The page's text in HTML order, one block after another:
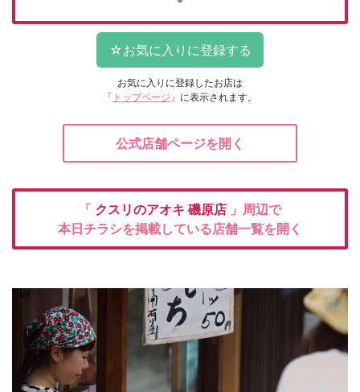
お気に入りに登録したお店は
「 トップページ 」に表示されます。
公式店舗ページを開く
「 クスリのアオキ 磯原店 」周辺で
本日チラシを掲載している店舗一覧を開く